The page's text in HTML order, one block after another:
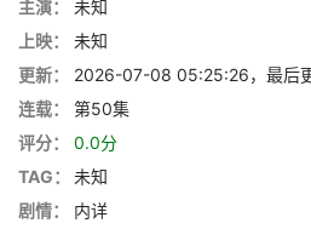
主演：
未知
上映：
未知
更新：
2026-07-08 05:25:26，最后
连载：
第50集
评分：
0.0分
TAG：
未知
剧情：
内详